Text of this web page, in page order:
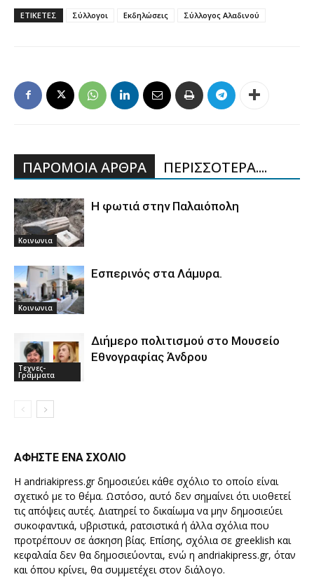
ΕΤΙΚΕΤΕΣ Σύλλογοι Εκδηλώσεις Σύλλογος Αλαδινού
ΠΑΡΟΜΟΙΑ ΑΡΘΡΑ ΠΕΡΙΣΣΟΤΕΡΑ....
Κοινωνια
Η φωτιά στην Παλαιόπολη
Κοινωνια
Εσπερινός στα Λάμυρα.
Τεχνες-
Γραμματα
Διήμερο πολιτισμού στο Μουσείο
Εθνογραφίας Άνδρου
ΑΦΗΣΤΕ ΕΝΑ ΣΧΟΛΙΟ
Η andriakipress.gr δημοσιεύει κάθε σχόλιο το οποίο είναι
σχετικό με το θέμα. Ωστόσο, αυτό δεν σημαίνει ότι υιοθετεί
τις απόψεις αυτές. Διατηρεί το δικαίωμα να μην δημοσιεύει
συκοφαντικά, υβριστικά, ρατσιστικά ή άλλα σχόλια που
προτρέπουν σε άσκηση βίας. Επίσης, σχόλια σε greeklish και
κεφαλαία δεν θα δημοσιεύονται, ενώ η andriakipress.gr, όταν
και όπου κρίνει, θα συμμετέχει στον διάλογο.